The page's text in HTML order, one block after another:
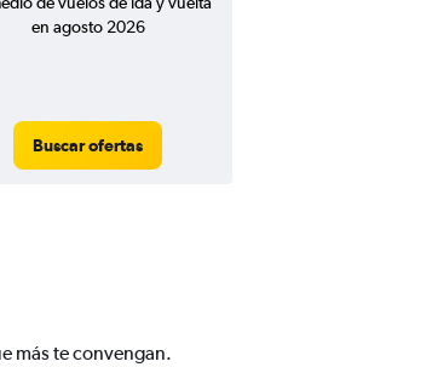
en agosto 2026
Buscar ofertas
más te convengan.